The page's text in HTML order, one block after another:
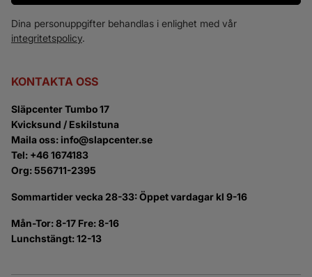
Dina personuppgifter behandlas i enlighet med vår
integritetspolicy.
KONTAKTA OSS
Släpcenter Tumbo 17
Kvicksund / Eskilstuna
Maila oss: info@slapcenter.se
Tel: +46 1674183
Org: 556711-2395
Sommartider vecka 28-33: Öppet vardagar kl 9-16
Mån-Tor: 8-17 Fre: 8-16
Lunchstängt: 12-13